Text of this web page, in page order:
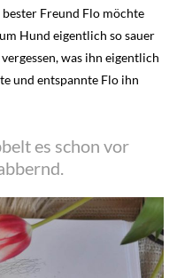
Freund Flo möchte
Hund eigentlich so sauer
was ihn eigentlich
und entspannte Flo ihn
es schon vor